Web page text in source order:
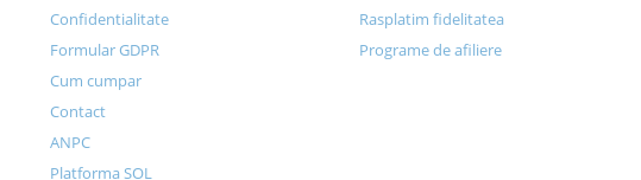
Confidentialitate
Formular GDPR
Cum cumpar
Contact
ANPC
Platforma SOL
Rasplatim fidelitatea
Programe de afiliere